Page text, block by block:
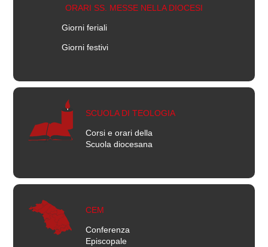
ORARI SS. MESSE NELLA DIOCESI
Giorni feriali
Giorni festivi
SCUOLA DI TEOLOGIA
Corsi e orari della
Scuola diocesana
CEM
Conferenza
Episcopale